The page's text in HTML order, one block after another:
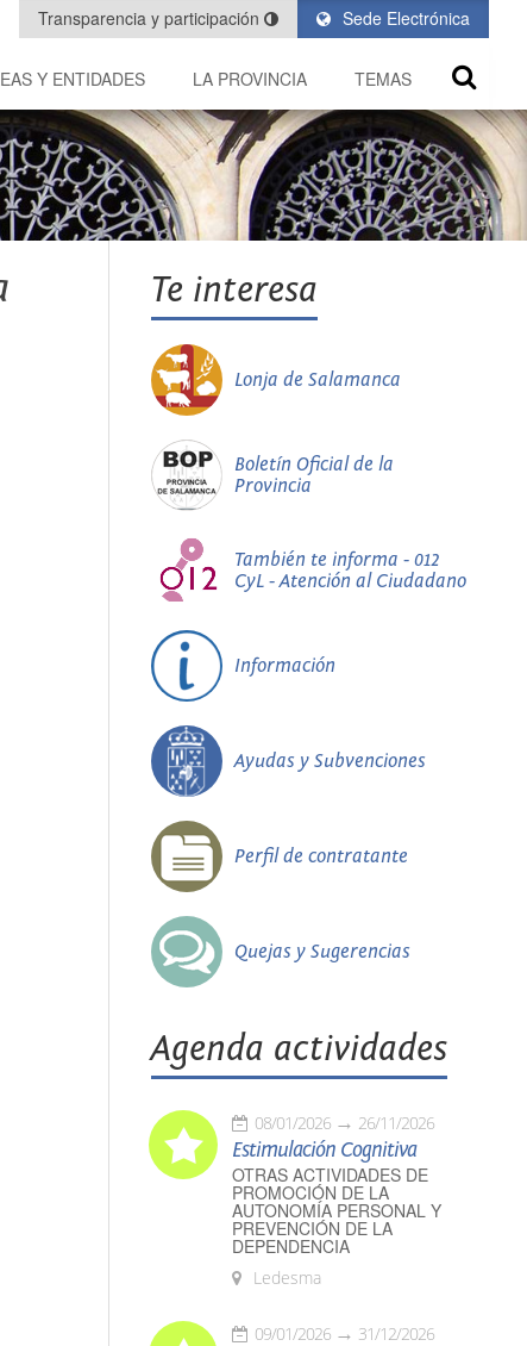
Sede Electrónica
Transparencia y participación
Y ENTIDADES LA PROVINCIA TEMAS
Te interesa
Lonja de Salamanca
Boletín Oficial de la
Provincia
También te informa - 012
CyL - Atención al Ciudadano
Información
Ayudas y Subvenciones
Perfil de contratante
Quejas y Sugerencias
Agenda actividades
08/01/2026 26/11/2026
Estimulación Cognitiva
OTRAS ACTIVIDADES DE
PROMOCIÓN DE LA
AUTONOMÍA PERSONAL Y
PREVENCIÓN DE LA
DEPENDENCIA
Ledesma
09/01/2026 31/12/2026